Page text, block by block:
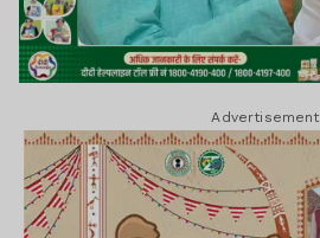
Advertisement